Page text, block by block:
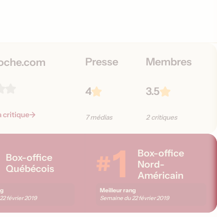
critique
Presse
4
7 médias
Membres
3.5
2 critiques
Box-office
Québécois
22 février 2019
#1
Box-office
Nord-
Américain
Meilleur rang
Semaine du22 février 2019